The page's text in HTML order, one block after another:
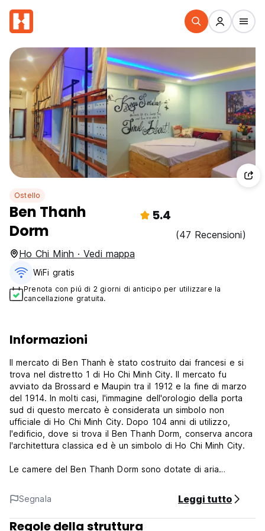
Ostello
Ben Thanh
Dorm
5.4
(47 Recensioni)
Ho Chi Minh · Vedi mappa
WiFi gratis
Prenota con piú di 2 giorni di anticipo per utilizzare la
cancellazione gratuita.
Informazioni
Il mercato di Ben Thanh è stato costruito dai francesi e si
trova nel distretto 1 di Ho Chi Minh City. Il mercato fu
avviato da Brossard e Maupin tra il 1912 e la fine di marzo
del 1914. In molti casi, l'immagine dell'orologio della porta
sud di questo mercato è considerata un simbolo non
ufficiale di Ho Chi Minh City. Dopo 104 anni di utilizzo,
l'edificio, dove si trova il Ben Thanh Dorm, conserva ancora
l'architettura classica ed è un simbolo di Ho Chi Minh City.
Le camere del Ben Thanh Dorm sono dotate di aria
gratuita è disponibile in loco per mantenervi in contatto.
Dal balcone del Ben Thanh Dorm si possono ammirare tutti
gli splendidi edifici del centro città. E a pochi passi si
Segnala Leggi tutto
Regole della struttura